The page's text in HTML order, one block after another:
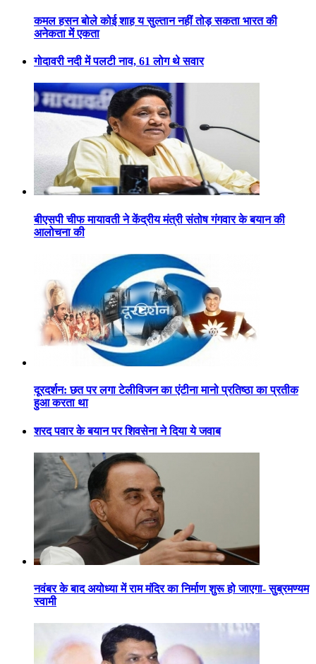
कमल हसन बोले कोई शाह य सुल्तान नहीं तोड़ सकता भारत की
अनेकता में एकता
गोदावरी नदी में पलटी नाव, 61 लोग थे सवार
बीएसपी चीफ मायावती ने केंद्रीय मंत्री संतोष गंगवार के बयान की
आलोचना की
दूरदर्शन: छत पर लगा टेलीविजन का एंटीना मानो प्रतिष्ठा का प्रतीक
हुआ करता था
शरद पवार के बयान पर शिवसेना ने दिया ये जवाब
नवंबर के बाद अयोध्या में राम मंदिर का निर्माण शुरू हो जाएगा- सुब्रमण्यम
स्वामी